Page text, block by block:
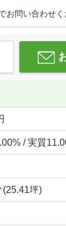
お問い合わせく
/ 実質
(25.41坪)